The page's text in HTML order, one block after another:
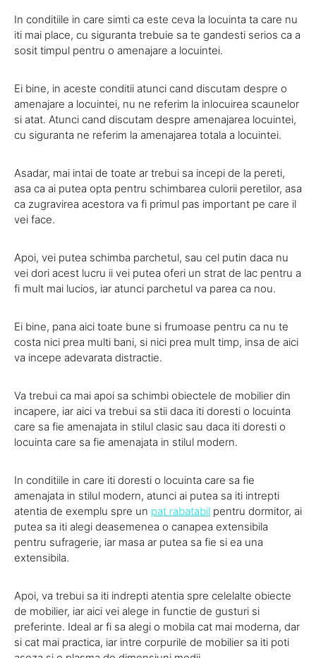
In conditiile in care simti ca este ceva la locuinta ta care nu
iti mai place, cu siguranta trebuie sa te gandesti serios ca a
sosit timpul pentru o amenajare a locuintei.
Ei bine, in aceste conditii atunci cand discutam despre o
amenajare a locuintei, nu ne referim la inlocuirea scaunelor
si atat. Atunci cand discutam despre amenajarea locuintei,
cu siguranta ne referim la amenajarea totala a locuintei.
Asadar, mai intai de toate ar trebui sa incepi de la pereti,
asa ca ai putea opta pentru schimbarea culorii peretilor, asa
ca zugravirea acestora va fi primul pas important pe care il
vei face.
Apoi, vei putea schimba parchetul, sau cel putin daca nu
vei dori acest lucru ii vei putea oferi un strat de lac pentru a
fi mult mai lucios, iar atunci parchetul va parea ca nou.
Ei bine, pana aici toate bune si frumoase pentru ca nu te
costa nici prea multi bani, si nici prea mult timp, insa de aici
va incepe adevarata distractie.
Va trebui ca mai apoi sa schimbi obiectele de mobilier din
incapere, iar aici va trebui sa stii daca iti doresti o locuinta
care sa fie amenajata in stilul clasic sau daca iti doresti o
locuinta care sa fie amenajata in stilul modern.
In conditiile in care iti doresti o locuinta care sa fie
amenajata in stilul modern, atunci ai putea sa iti intrepti
atentia de exemplu spre un pat rabatabil pentru dormitor, ai
putea sa iti alegi deasemenea o canapea extensibila
pentru sufragerie, iar masa ar putea sa fie si ea una
extensibila.
Apoi, va trebui sa iti indrepti atentia spre celelalte obiecte
de mobilier, iar aici vei alege in functie de gusturi si
preferinte. Ideal ar fi sa alegi o mobila cat mai moderna, dar
si cat mai practica, iar intre corpurile de mobilier sa iti poti